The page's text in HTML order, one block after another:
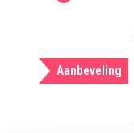
Aanbeveling